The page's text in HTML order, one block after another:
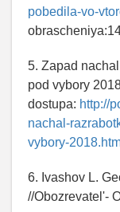
pobedila-vo-
5. Zapad
pod vybory
dostupa: http://
nachal-
vybory-
6. Ivashov L.
//Obozrevatel'-